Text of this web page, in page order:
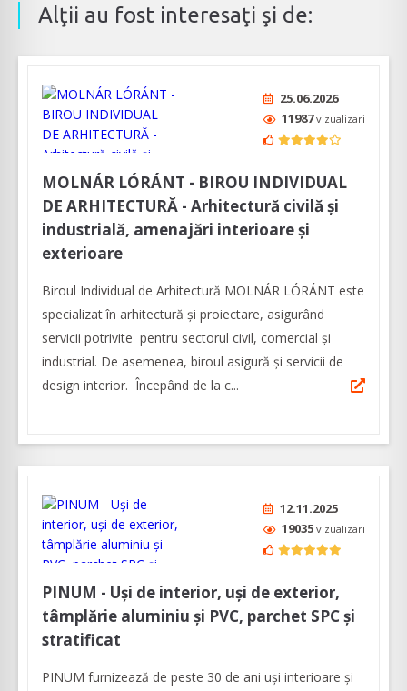
Alţii au fost interesaţi şi de:
25.06.2026
11987vizualizari
MOLNÁR LÓRÁNT - BIROU INDIVIDUAL
DE ARHITECTURĂ - Arhitectură civilă și
industrială, amenajări interioare și
exterioare
Biroul Individual de Arhitectură MOLNÁR LÓRÁNT este
specializat în arhitectură şi proiectare, asigurând
servicii potrivite pentru sectorul civil, comercial și
industrial. De asemenea, biroul asigură şi servicii de
design interior. Începând de la c...
12.11.2025
19035 vizualizari
PINUM - Uși de interior, uși de exterior,
tâmplărie aluminiu şi PVC, parchet SPC și
stratificat
PINUM furnizează de peste 30 de ani uși interioare şi